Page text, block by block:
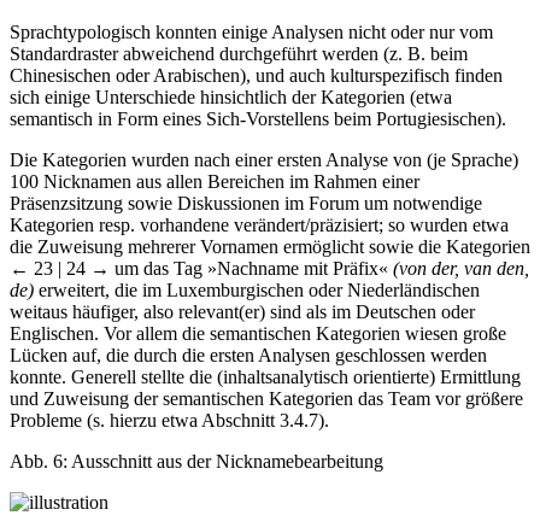
Sprachtypologisch konnten einige Analysen nicht oder nur vom
Standardraster abweichend durchgeführt werden (z. B. beim
Chinesischen oder Arabischen), und auch kulturspezifisch finden
sich einige Unterschiede hinsichtlich der Kategorien (etwa
semantisch in Form eines Sich-Vorstellens beim Portugiesischen).
Die Kategorien wurden nach einer ersten Analyse von (je Sprache)
100 Nicknamen aus allen Bereichen im Rahmen einer
Präsenzsitzung sowie Diskussionen im Forum um notwendige
Kategorien resp. vorhandene verändert/präzisiert; so wurden etwa
die Zuweisung mehrerer Vornamen ermöglicht sowie die Kategorien
← 23 | 24 → um das Tag »Nachname mit Präfix« (von der, van den,
de) erweitert, die im Luxemburgischen oder Niederländischen
weitaus häufiger, also relevant(er) sind als im Deutschen oder
Englischen. Vor allem die semantischen Kategorien wiesen große
Lücken auf, die durch die ersten Analysen geschlossen werden
konnte. Generell stellte die (inhaltsanalytisch orientierte) Ermittlung
und Zuweisung der semantischen Kategorien das Team vor größere
Probleme (s. hierzu etwa Abschnitt 3.4.7).
Abb. 6: Ausschnitt aus der Nicknamebearbeitung